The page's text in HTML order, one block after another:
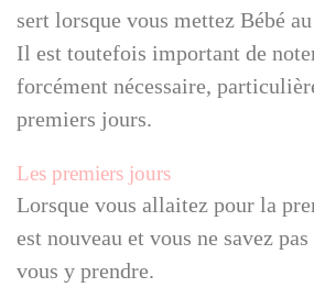
sert lorsque vous mettez Bébé
Il est toutefois important de
forcément nécessaire,
premiers jours.
Les premiers jours
Lorsque vous allaitez pour la
est nouveau et vous ne savez
vous y prendre.